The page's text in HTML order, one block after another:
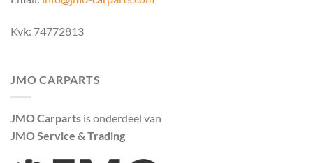
Kvk: 74772813
JMO CARPARTS
JMO Carparts is onderdeel van
JMO Service & Trading